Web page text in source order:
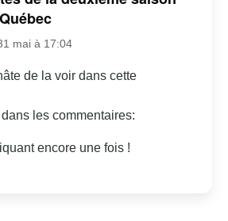
mai à 17:04
de la voir dans cette
les commentaires:
encore une fois !